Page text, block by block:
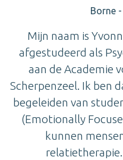
Borne
Mijn naam is
afgestudeerd als
aan de Academie
Scherpenzeel. Ik ben
begeleiden van
(Emotionally
kunnen
relatietherapie.